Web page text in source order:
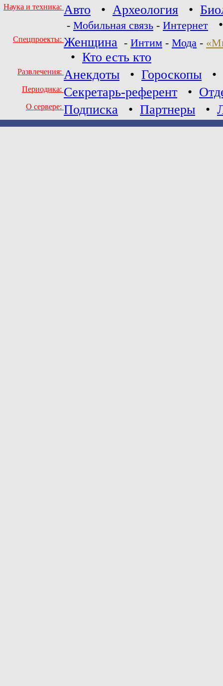
Наука и техника: Авто • Археология •
- Мобильная связь - Интернет
Спецпроекты: Женщина - Интим - Мода -
• Кто есть кто
Развлечения: Анекдоты • Гороскопы •
Периодика: Секретарь-референт •
О сервере: Подписка • Партнеры •